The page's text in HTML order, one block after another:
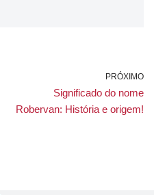
PRÓXIMO
Significado do nome
Robervan: História e origem!